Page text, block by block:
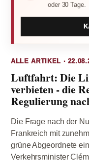
oder 30 Tage.
ALLE ARTIKEL ·
Luftfahrt: Die
verbieten - die
Regulierung
Die Frage nach der
Frankreich mit
grüne Abgeordnete
Verkehrsminister